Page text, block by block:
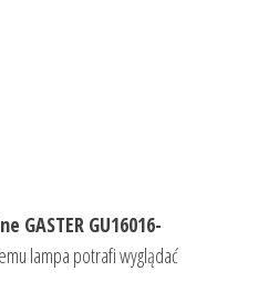
GASTER GU16016-
lampa potrafi wyglądać